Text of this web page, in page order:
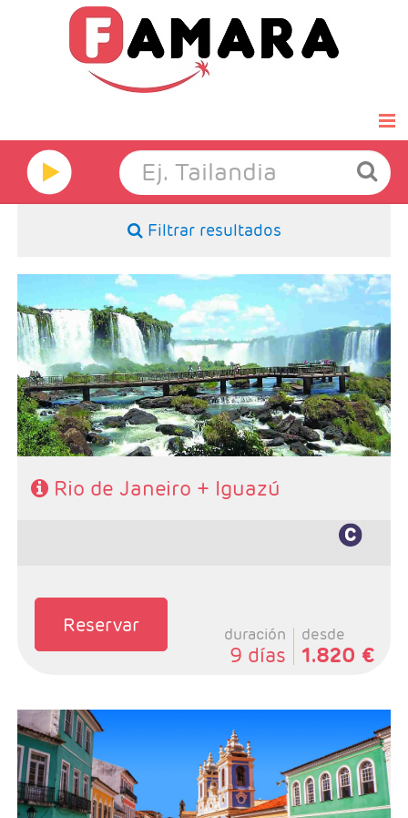
Inicio
Famara Select
Grandes Viajes
Hoteles
Ofertas Exprés
Filtrar resultados
Características
- Salidas: Diarias
- Ruta: 4 noches Rio y 3 noches Iguazú (ampliables)
- Categoría hotelera: De libre elección
- Régimen: Alojamiento y desayuno
Rio de Janeiro + Iguazú
Reservar duración
9 días
desde
1.820 €
- Salidas: Diarias
- Ruta: 4 noches Rio, 3 noches Iguazú y 3 noches
Salvador (ampliables)
- Categoría hotelera: De libre elección
- Régimen: Alojamiento y desayuno